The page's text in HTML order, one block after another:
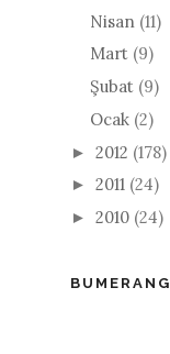
Nisan (11)
Mart (9)
Şubat (9)
Ocak (2)
► 2012 (178)
► 2011 (24)
► 2010 (24)
BUMERANG